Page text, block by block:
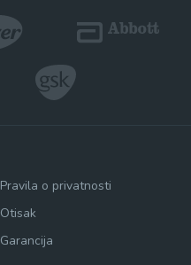
Pravila o privatnosti
Otisak
Garancija